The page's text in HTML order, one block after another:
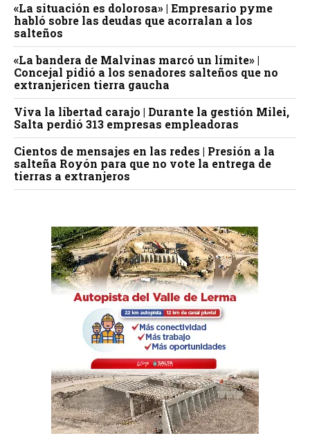
«La situación es dolorosa» | Empresario pyme
habló sobre las deudas que acorralan a los
salteños
«La bandera de Malvinas marcó un límite» |
Concejal pidió a los senadores salteños que no
extranjericen tierra gaucha
Viva la libertad carajo | Durante la gestión Milei,
Salta perdió 313 empresas empleadoras
Cientos de mensajes en las redes | Presión a la
salteña Royón para que no vote la entrega de
tierras a extranjeros